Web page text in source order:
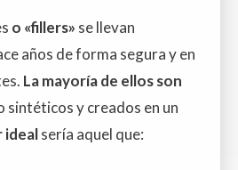
o «fillers» se llevan
años de forma segura y en
La mayoría de ellos son
sintéticos y creados en un
idealsería aquel que: